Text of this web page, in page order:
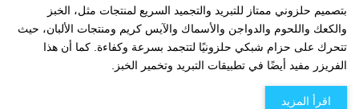
بتصميم حلزوني ممتاز للتبريد والتجميد السريع لمنتجات مثل، الخبز
والكعك واللحوم والدواجن والأسماك والآيس كريم ومنتجات الألبان، حيث
تتحرك على حزام شبكي حلزونيًا لتتجمد بسرعة وكفاءة. كما أن هذا
الفريزر مفيد أيضًا في تطبيقات التبريد وتخمير الخبز.
اقرأ المزيد